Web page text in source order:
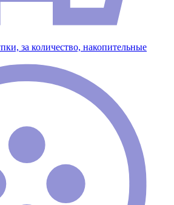
за количество, накопительные